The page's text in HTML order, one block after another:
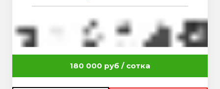
180 000 руб / сотка